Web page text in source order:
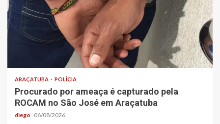
ARAÇATUBA POLÍCIA
Procurado por ameaça é capturado pela
ROCAM no São José em Araçatuba
diego 06/08/2026